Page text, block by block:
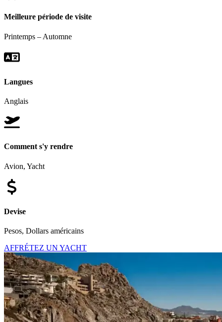
Meilleure période de visite
Printemps – Automne
Langues
Anglais
Comment s'y rendre
Avion, Yacht
Devise
Pesos, Dollars américains
AFFRÉTEZ UN YACHT